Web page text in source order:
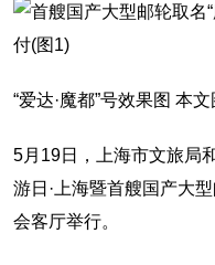
“爱达·魔都”号效果图 本
5月19日，上海市文旅局
游日·上海暨首艘国产大
会客厅举行。